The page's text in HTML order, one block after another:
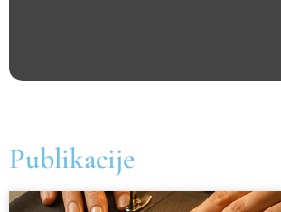
Publikacije